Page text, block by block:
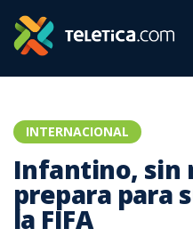
INTERNACIONAL
Infantino, sin
prepara para
la FIFA